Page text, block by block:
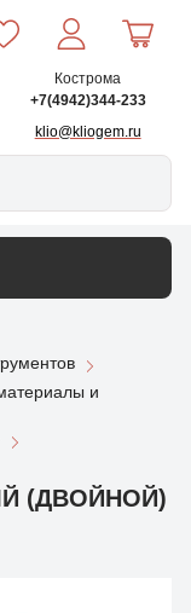
Кострома
+7(4942)344-233
klio@kliogem.ru
и
(ДВОЙНОЙ)